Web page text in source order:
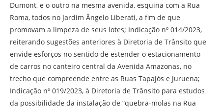
Dumont, e o outro na mesma avenida, esquina com a Rua
Roma, todos no Jardim Ângelo Liberati, a fim de que
promovam a limpeza de seus lotes; Indicação nº 014/2023,
reiterando sugestões anteriores à Diretoria de Trânsito que
envide esforços no sentido de estender o estacionamento
de carros no canteiro central da Avenida Amazonas, no
trecho que compreende entre as Ruas Tapajós e Juruena;
Indicação nº 019/2023, à Diretoria de Trânsito para estudos
da possibilidade da instalação de “quebra-molas na Rua